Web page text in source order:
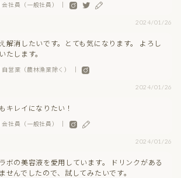
会社員（一般社員） ｜
2024/01/26
解消したいです。とても気になります。 よろし
たします。
自営業（農林漁業除く） ｜
2024/01/26
キレイになりたい！
会社員（一般社員） ｜
2024/01/26
ボの美容液を愛用しています。 ドリンクがある
せんでしたので、試してみたいです。